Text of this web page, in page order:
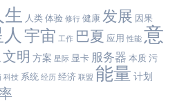
生 人类 体验 修行 健康 发展 因果
宇宙 工作 巴夏 应用 性能 意
文明 方案 星际 显卡 服务器 本质 污
科技 系统 经历 经济 联盟 能量 计划